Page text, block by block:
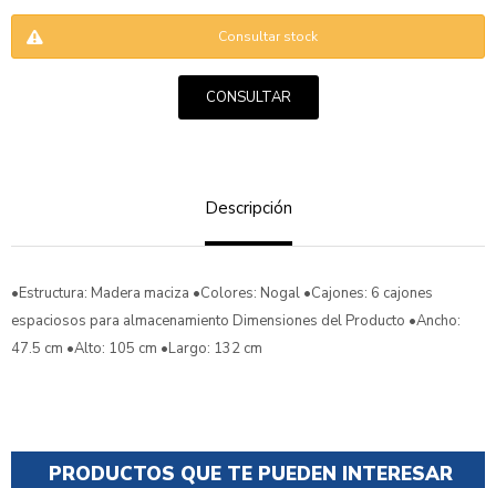
Consultar stock
CONSULTAR
Descripción
•Estructura: Madera maciza •Colores: Nogal •Cajones: 6 cajones
espaciosos para almacenamiento Dimensiones del Producto •Ancho:
47.5 cm •Alto: 105 cm •Largo: 132 cm
PRODUCTOS QUE TE PUEDEN INTERESAR